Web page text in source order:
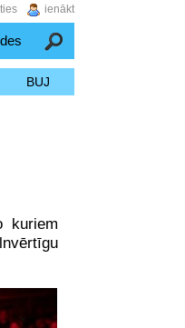
Meklēšana
BUJ
kuriem
ienākt